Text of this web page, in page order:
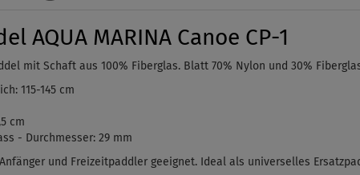
AQUA MARINA Canoe CP-1
mit Schaft aus 100% Fiberglas. Blatt 70% Nylon und 30%
115-145 cm
cm
- Durchmesser: 29 mm
und Freizeitpaddler geeignet. Ideal als universelles